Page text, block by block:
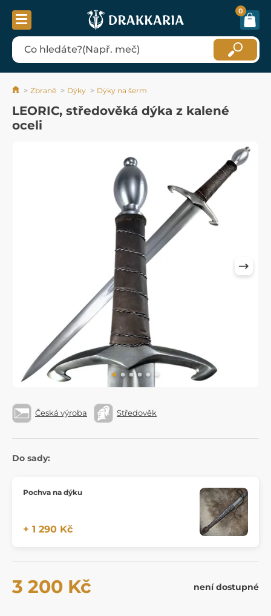
0
Zbraně Dýky Dýky na šerm
LEORIC, středověká dýka z kalené
oceli
Česká výroba Středověk
Do sady:
Pochva na dýku
+ 1 290 Kč
3 200 Kč není dostupné